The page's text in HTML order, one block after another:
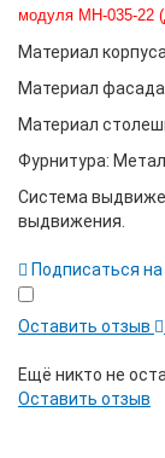
модуля МН-035-22
Материал
Материал
Материал
Фурнитура:
Система
выдвижения.
Подписаться
Оставить отзыв
Ещё никто не
Оставить отзыв